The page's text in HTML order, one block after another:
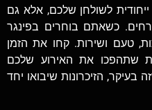
לשולחן שלכם, אלא גם
כשאתם בוחרים בפינגר
טעם ושירות. קחו את הזמן
שתהפכו את האירוע שלכם
הזיכרונות שיבואו יחד